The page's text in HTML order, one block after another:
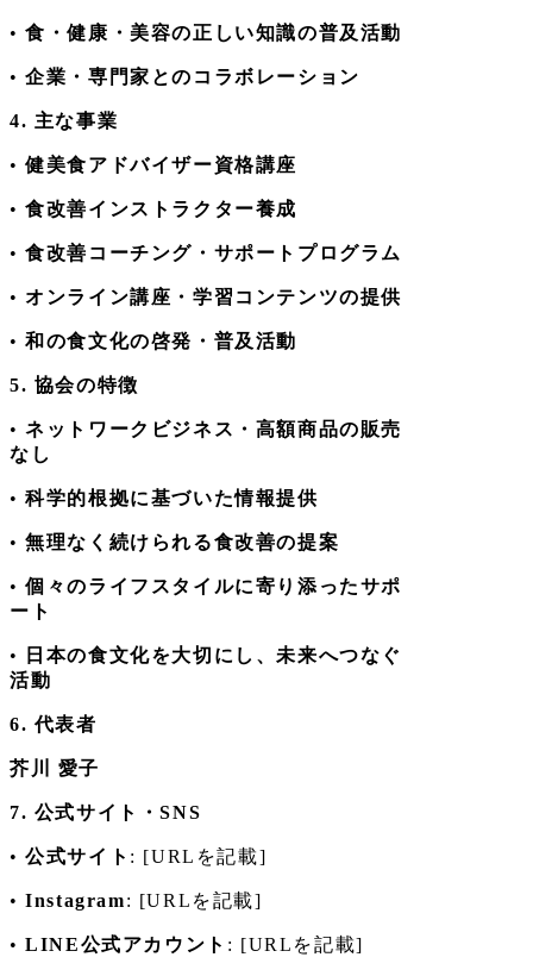
•食・健康・美容の正しい知識の普及活動
•企業・専門家とのコラボレーション
4. 主な事業
•健美食アドバイザー資格講座
•食改善インストラクター養成
•食改善コーチング・サポートプログラム
•オンライン講座・学習コンテンツの提供
•和の食文化の啓発・普及活動
5. 協会の特徴
•ネットワークビジネス・高額商品の販売
なし
•科学的根拠に基づいた情報提供
•無理なく続けられる食改善の提案
•個々のライフスタイルに寄り添ったサポ
ート
•
日本の食文化を大切にし、未来へつなぐ
活動
6. 代表者
芥川 愛子
7. 公式サイト・SNS
•公式サイト : [URLを記載]
•Instagram: [URLを記載]
•LINE公式アカウント : [URLを記載]